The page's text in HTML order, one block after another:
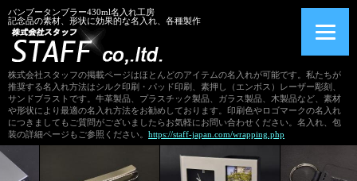
バンブータンブラー430ml名入れ工房
記念品の素材、形状に効果的な名入れ、各種製作
株式会社スタッフの掲載ページはほとんどのアイテムの名入れが可能です。私たちが
推奨する名入れ方法はシルク印刷・パッド印刷、素押し（エンボス）レーザー彫刻、
サンドブラストです。牛革製品、プラスチック製品、ガラス製品、木製品など、素材
や形状により最適の名入れ方法をお勧めしております。印刷色やロゴマークの名入れ
につきましてもご質問がございましたらお気軽にお問い合わせください。名入れ、包
装の詳細ページもご参照ください。 https://staff-japan.com/wrapping.php